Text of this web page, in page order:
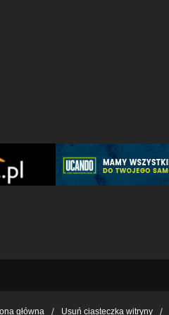
główna Usuń ciasteczka witryny